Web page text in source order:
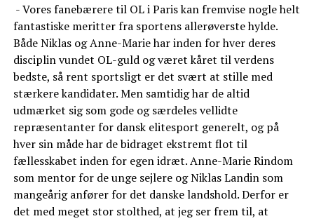
- Vores fanebærere til OL i Paris kan fremvise nogle helt
fantastiske meritter fra sportens allerøverste hylde.
Både Niklas og Anne-Marie har inden for hver deres
disciplin vundet OL-guld og været kåret til verdens
bedste, så rent sportsligt er det svært at stille med
stærkere kandidater. Men samtidig har de altid
udmærket sig som gode og særdeles vellidte
repræsentanter for dansk elitesport generelt, og på
hver sin måde har de bidraget ekstremt flot til
fællesskabet inden for egen idræt. Anne-Marie Rindom
som mentor for de unge sejlere og Niklas Landin som
mangeårig anfører for det danske landshold. Derfor er
det med meget stor stolthed, at jeg ser frem til, at